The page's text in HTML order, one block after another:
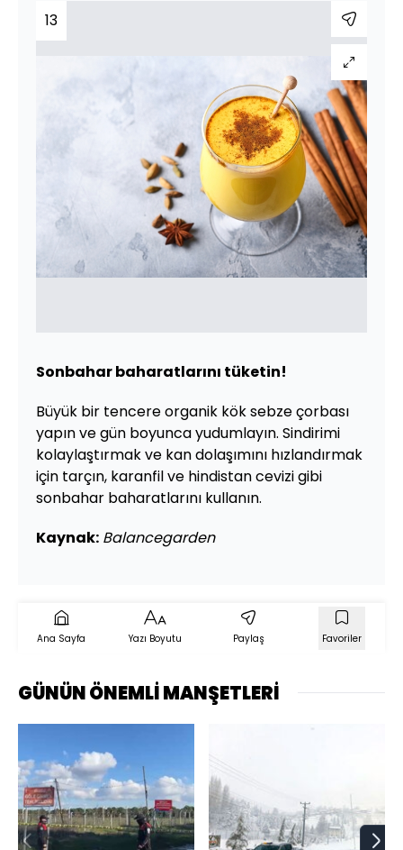
13
Sonbahar baharatlarını tüketin!
Büyük bir tencere organik kök sebze çorbası
yapın ve gün boyunca yudumlayın. Sindirimi
kolaylaştırmak ve kan dolaşımını hızlandırmak
için tarçın, karanfil ve hindistan cevizi gibi
sonbahar baharatlarını kullanın.
Kaynak: Balancegarden
Ana Sayfa Yazı Boyutu Paylaş Favoriler
GÜNÜN ÖNEMLİ MANŞETLERİ